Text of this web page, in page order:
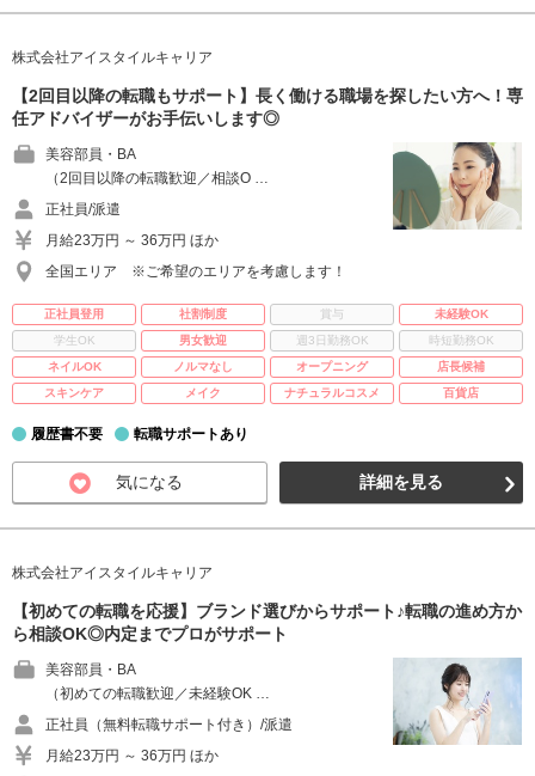
株式会社アイスタイルキャリア
【2回目以降の転職もサポート】長く働ける職場を探したい方へ！専
任アドバイザーがお手伝いします◎
美容部員・BA
（2回目以降の転職歓迎／相談O …
正社員/派遣
月給23万円 ～ 36万円 ほか
全国エリア ※ご希望のエリアを考慮します！
正社員登用 社割制度 賞与
未経験OK
学生OK
男女歓迎 週3日勤務OK
時短勤務OK
ネイルOK
ノルマなし オープニング
店長候補
スキンケア
メイク ナチュラルコスメ 百貨店
履歴書不要 転職サポートあり
気になる 詳細を見る
株式会社アイスタイルキャリア
【初めての転職を応援】ブランド選びからサポート♪転職の進め方か
ら相談OK◎内定までプロがサポート
美容部員・BA
（初めての転職歓迎／未経験OK …
正社員（無料転職サポート付き）/派遣
月給23万円 ～ 36万円 ほか